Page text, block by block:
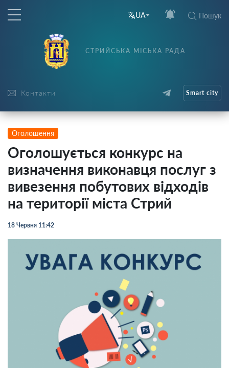
UA Пошук
Контакти
СТРИЙСЬКА МІСЬКА РАДА
Smart city
Оголошення
Оголошується конкурс на
визначення виконавця послуг з
вивезення побутових відходів
на території міста Стрий
18 Червня 11:42